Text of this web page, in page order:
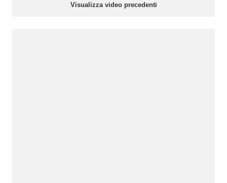
Visualizza video precedenti